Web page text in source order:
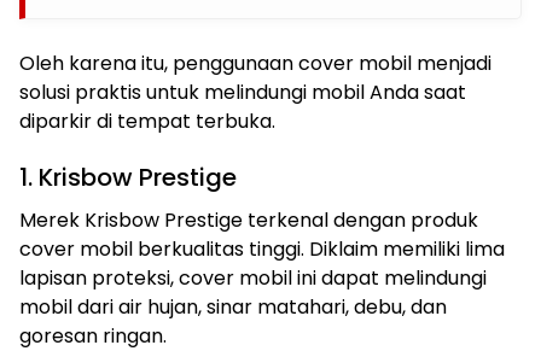
Oleh karena itu, penggunaan cover mobil menjadi
solusi praktis untuk melindungi mobil Anda saat
diparkir di tempat terbuka.
1. Krisbow Prestige
Merek Krisbow Prestige terkenal dengan produk
cover mobil berkualitas tinggi. Diklaim memiliki lima
lapisan proteksi, cover mobil ini dapat melindungi
mobil dari air hujan, sinar matahari, debu, dan
goresan ringan.